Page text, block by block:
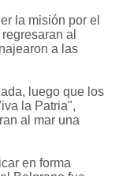
la misión por el
al
a las
luego que los
la Patria",
al mar una
en forma